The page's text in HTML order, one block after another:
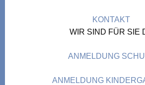
KONTAKT
WIR SIND FÜR SIE
ANMELDUNG
ANMELDUNG